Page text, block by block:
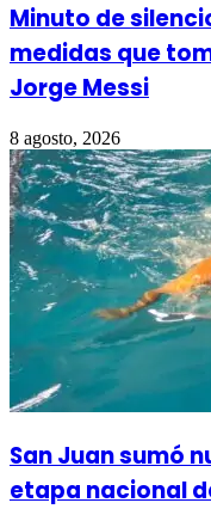
Minuto de
medidas que
Jorge Messi
8 agosto, 2026
San Juan sumó
etapa nacional